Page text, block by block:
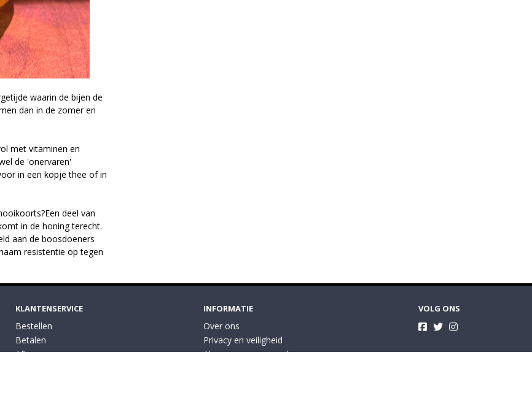
waarin de bijen de
dan in de zomer en
met vitaminen en
de 'onervaren'
in een kopje thee of in
deel van
in de honing terecht.
aan de boosdoeners
resistentie op tegen
KLANTENSERVICE
Bestellen
Betalen
Afleveren
INFORMATIE
Over ons
Privacy en veiligheid
Algemene voorwaarden
VOLG ONS